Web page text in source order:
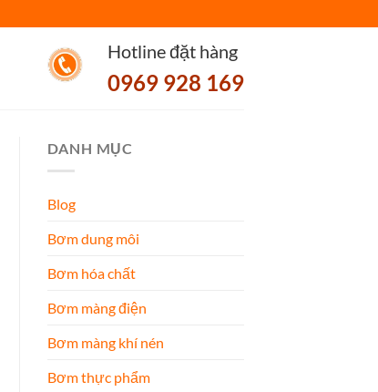
Hotline đặt hàng
0969 928 169
DANH MỤC
Blog
Bơm dung môi
Bơm hóa chất
Bơm màng điện
Bơm màng khí nén
Bơm thực phẩm